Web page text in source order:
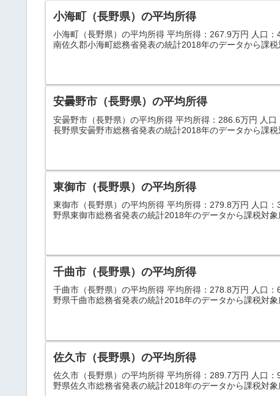
小海町（長野県）の平均所得
小海町（長野県）の平均所得 平均所得：267.9万円 人口
南佐久郡小海町総務省発表の統計2018年のデータから課
安曇野市（長野県）の平均所得
安曇野市（長野県）の平均所得 平均所得：286.6万円 人
長野県安曇野市総務省発表の統計2018年のデータから課
東御市（長野県）の平均所得
東御市（長野県）の平均所得 平均所得：279.8万円 人口
野県東御市総務省発表の統計2018年のデータから課税対
千曲市（長野県）の平均所得
千曲市（長野県）の平均所得 平均所得：278.8万円 人口
野県千曲市総務省発表の統計2018年のデータから課税対
佐久市（長野県）の平均所得
佐久市（長野県）の平均所得 平均所得：289.7万円 人口
野県佐久市総務省発表の統計2018年のデータから課税対